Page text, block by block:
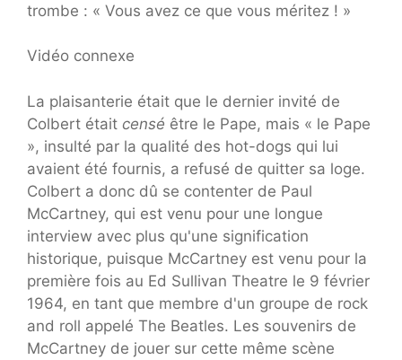
trombe : « Vous avez ce que vous méritez ! »
Vidéo connexe
La plaisanterie était que le dernier invité de
Colbert était censé être le Pape, mais « le Pape
», insulté par la qualité des hot-dogs qui lui
avaient été fournis, a refusé de quitter sa loge.
Colbert a donc dû se contenter de Paul
McCartney, qui est venu pour une longue
interview avec plus qu'une signification
historique, puisque McCartney est venu pour la
première fois au Ed Sullivan Theatre le 9 février
1964, en tant que membre d'un groupe de rock
and roll appelé The Beatles. Les souvenirs de
McCartney de jouer sur cette même scène